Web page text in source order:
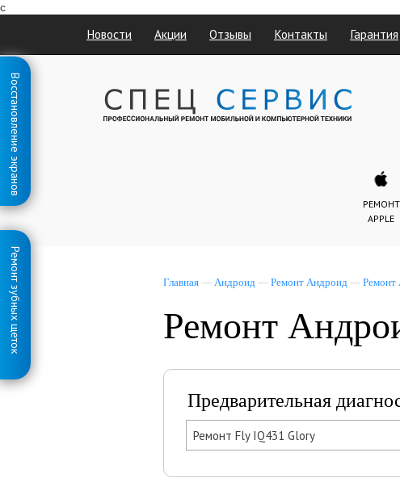
с
Восстановление экранов
Ремонт зубных щеток
Новости Акции Отзывы Контакты Гарантия
РЕМОНТ
APPLE
Главная — Андроид — Ремонт Андроид — Ремонт
Ремонт
Предварительная
Ремонт Fly IQ431 Glory